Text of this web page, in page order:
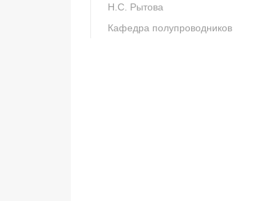
Н.С. Рытова
Кафедра полупроводников